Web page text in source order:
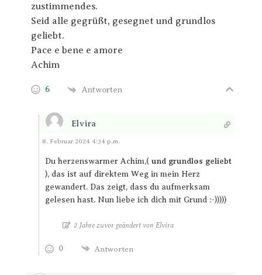
zustimmendes.
Seid alle gegrüßt, gesegnet und grundlos
geliebt.
Pace e bene e amore
Achim
6 Antworten
Elvira
Antworten
8. Februar 2024 4:34 p.m.
Du herzenswarmer Achim,( und grundlos geliebt
), das ist auf direktem Weg in mein Herz
gewandert. Das zeigt, dass du aufmerksam
gelesen hast. Nun liebe ich dich mit Grund :-)))))
2 Jahre zuvor geändert von Elvira
0 Antworten